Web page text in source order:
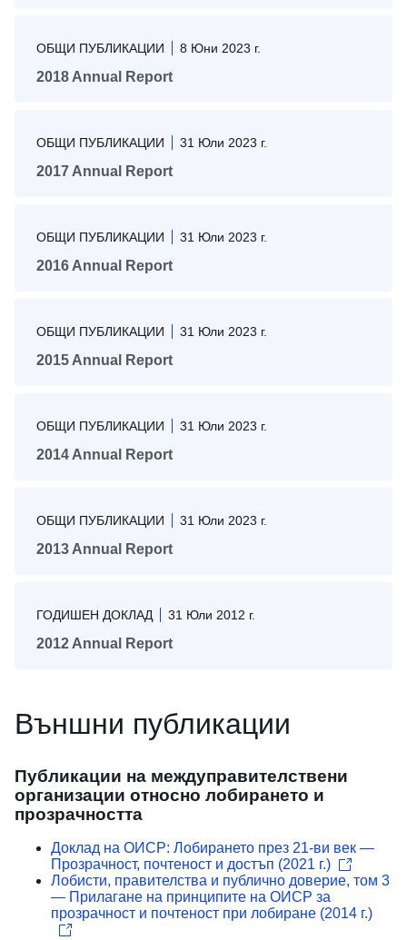
ОБЩИ ПУБЛИКАЦИИ 8 Юни 2023 г.
2018 Annual Report
ОБЩИ ПУБЛИКАЦИИ 31 Юли 2023 г.
2017 Annual Report
ОБЩИ ПУБЛИКАЦИИ 31 Юли 2023 г.
2016 Annual Report
ОБЩИ ПУБЛИКАЦИИ 31 Юли 2023 г.
2015 Annual Report
ОБЩИ ПУБЛИКАЦИИ 31 Юли 2023 г.
2014 Annual Report
ОБЩИ ПУБЛИКАЦИИ 31 Юли 2023 г.
2013 Annual Report
ГОДИШЕН ДОКЛАД 31 Юли 2012 г.
2012 Annual Report
Външни публикации
Публикации на междуправителствени
организации относно лобирането и
прозрачността
Доклад на ОИСР: Лобирането през 21-ви век —
Прозрачност, почтеност и достъп (2021 г.)
Лобисти, правителства и публично доверие, том 3
— Прилагане на принципите на ОИСР за
прозрачност и почтеност при лобиране (2014 г.)